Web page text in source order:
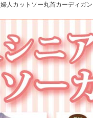
婦人カットソー丸首カーディガン